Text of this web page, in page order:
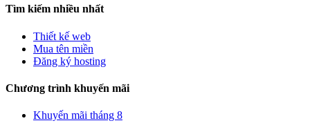
Tìm kiếm nhiều nhất
Thiết kế web
Mua tên miền
Đăng ký hosting
Chương trình khuyến mãi
Khuyến mãi tháng 8